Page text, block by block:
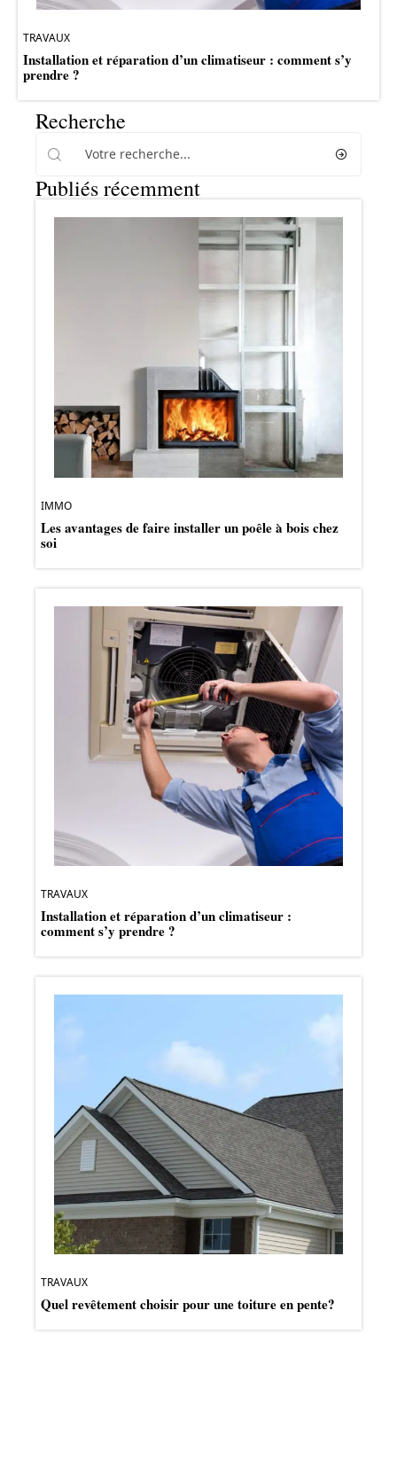
TRAVAUX
Installation et réparation d’un climatiseur : comment s’y
prendre ?
Recherche
Publiés récemment
IMMO
Les avantages de faire installer un poêle à bois chez
soi
TRAVAUX
Installation et réparation d’un climatiseur :
comment s’y prendre ?
TRAVAUX
Quel revêtement choisir pour une toiture en pente?